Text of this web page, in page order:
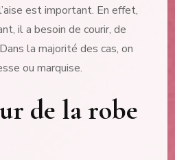
est important. En effet,
il a besoin de courir, de
la majorité des cas, on
ou marquise.
de la robe